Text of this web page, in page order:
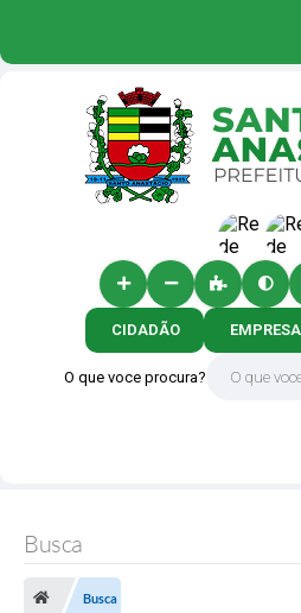
O que voce procura?
CIDADÃO EMPRESA
Busca
Busca